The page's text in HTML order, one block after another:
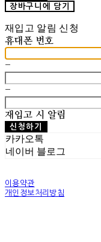
장바구니에 담기
재입고 알림 신청
휴대폰 번호
-
-
재입고 시 알림
신청하기
카카오톡
네이버 블로그
이용약관
개인정보처리방침